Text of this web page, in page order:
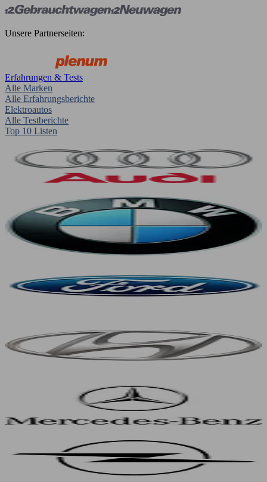
Unsere Partnerseiten:
Erfahrungen & Tests
Alle Marken
Alle Erfahrungsberichte
Elektroautos
Alle Testberichte
Top 10 Listen